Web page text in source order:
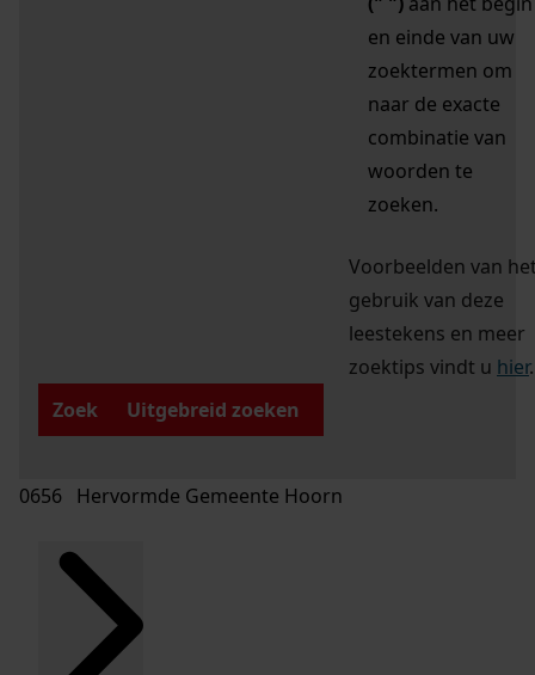
en einde van uw
zoektermen om
naar de exacte
combinatie van
woorden te
zoeken.
Voorbeelden van
gebruik van deze
leestekens en meer
zoektips vindt u hier.
Zoek
Uitgebreid zoeken
0656 Hervormde Gemeente Hoorn